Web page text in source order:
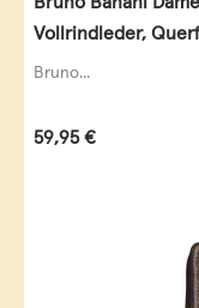
Vollrindleder,
Bruno...
Regulärer Preis:
59,95 €